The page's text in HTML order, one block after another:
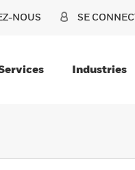
NOUS SE
Industries